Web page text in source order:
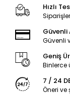
Hızlı
Güvenli
Güvenli
Geniş
Binlerce
7 / 24
Öneri ve